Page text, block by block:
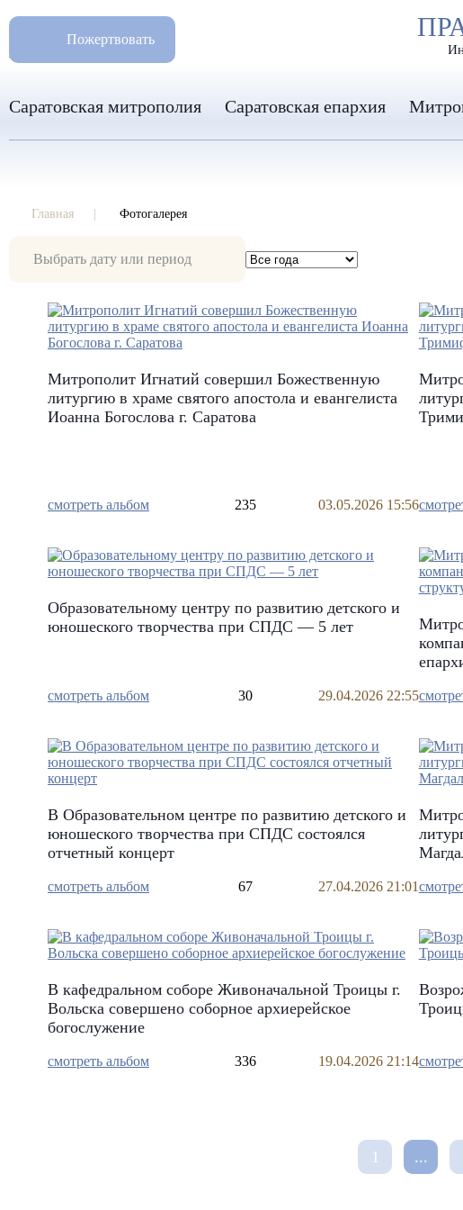
РАЗМЕР
Пожертвовать
8 960 346 31 04
info-sar@mail.ru
Саратовская митрополия Саратовская епархия
Главная Фотогалерея
Фотогалерея
Митрополит Игнатий совершил Божественную
литургию в храме святого апостола и евангелиста
Иоанна Богослова г. Саратова
смотреть альбом 235 03.05.2026 15:56
Образовательному центру по развитию детского и
юношеского творчества при СПДС — 5 лет
смотреть альбом 30 29.04.2026 22:55
В Образовательном центре по развитию детского и
юношеского творчества при СПДС состоялся
отчетный концерт
смотреть альбом 67 27.04.2026 21:01
В кафедральном соборе Живоначальной Троицы г.
Вольска совершено соборное архиерейское
богослужение
смотреть альбом 336 19.04.2026 21:14
1 ...